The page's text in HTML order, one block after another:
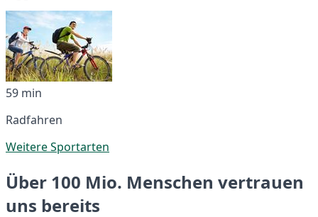
59 min
Radfahren
Weitere Sportarten
Über 100 Mio. Menschen vertrauen
uns bereits